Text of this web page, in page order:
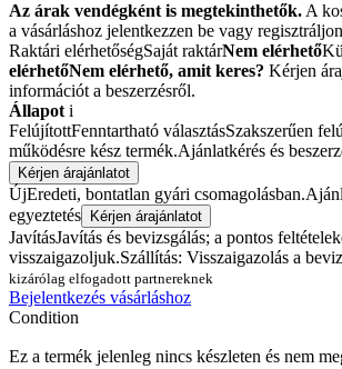
Az árak vendégként is megtekinthetők. A
a vásárláshoz jelentkezzen be vagy
Raktári elérhetőségSaját raktárNem elérhető
elérhetőNem elérhető, amit keres? Kérjen
információt a beszerzésről.
Állapot i
FelújítottFenntartható választásSzakszerűen
működésre kész termék.Ajánlatkérés és
Kérjen árajánlatot
ÚjEredeti, bontatlan gyári csomagolásban.
egyeztetés
Kérjen árajánlatot
JavításJavítás és bevizsgálás; a pontos
visszaigazoljuk.Szállítás: Visszaigazolás a
kizárólag elfogadott partnereknek
Bejelentkezés vásárláshoz
Condition
Ez a termék jelenleg nincs készleten és nem